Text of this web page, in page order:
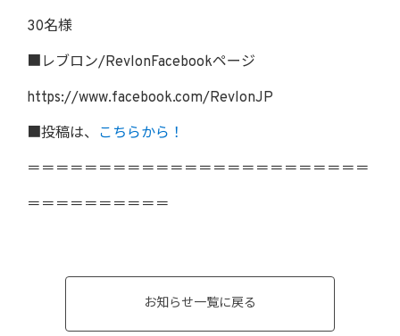
30名様
■レブロン/RevlonFacebookページ
https://www.facebook.com/RevlonJP
■投稿は、 こちらから！
＝＝＝＝＝＝＝＝＝＝＝＝＝＝＝＝＝＝＝＝＝＝＝＝
＝＝＝＝＝＝＝＝＝＝
お知らせ一覧に戻る